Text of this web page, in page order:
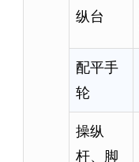
纵台
配平手
轮
操纵
杆、脚